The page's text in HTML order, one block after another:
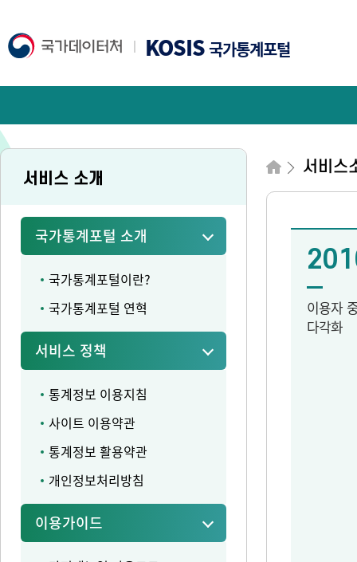
KOSIS국가통계포털
서비스 소개
국가통계포털 소개
국가통계포털이란?
국가통계포털 연혁
서비스 정책
통계정보 이용지침
사이트 이용약관
통계정보 활용약관
개인정보처리방침
이용가이드
서비스
이용자
다각화